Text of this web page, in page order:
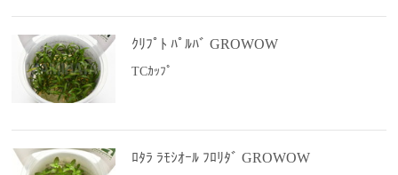
ｸﾘﾌﾟﾄ ﾊﾟﾙﾊﾞ GROWOW
TCｶｯﾌﾟ
ﾛﾀﾗ ﾗﾓｼｵｰﾙ ﾌﾛﾘﾀﾞ GROWOW